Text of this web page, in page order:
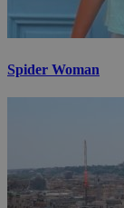
Spider Woman